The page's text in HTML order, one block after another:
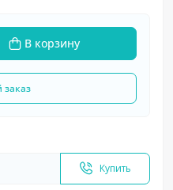
В корзину
заказ
Купить